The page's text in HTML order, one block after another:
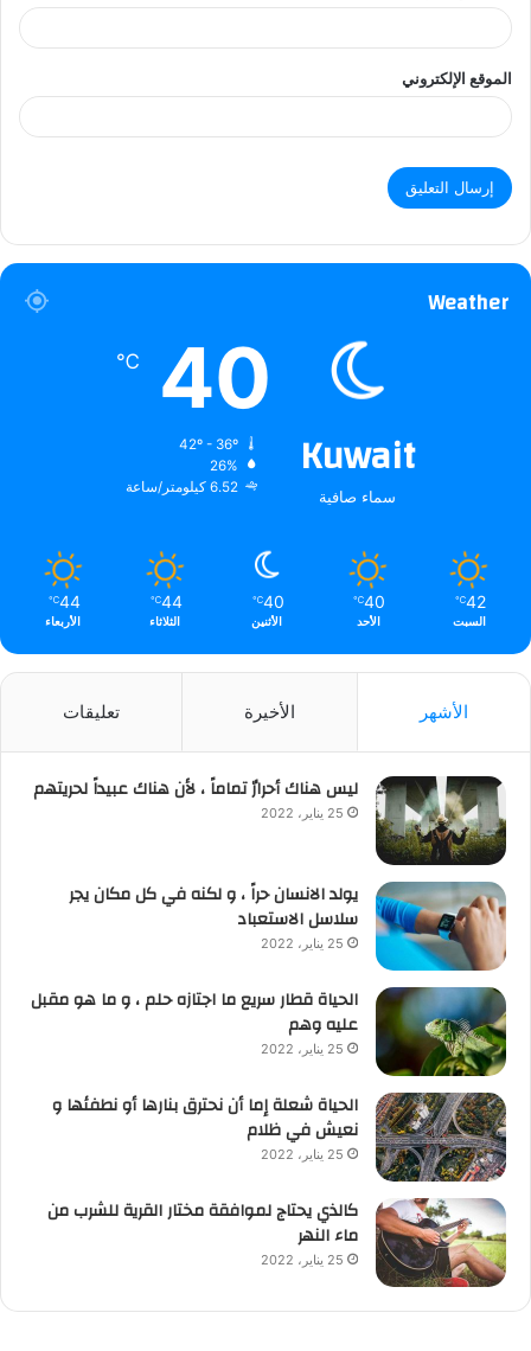
الموقع الإلكتروني
Weather
Kuwait
سماء صافية
40
℃
26%
6.52 كيلومتر/ساعة
42
℃
السبت
40
℃
الأحد
40
℃
الأثنين
44
℃
الثلاثاء
44
℃
الأربعاء
الأشهر الأخيرة تعليقات
ليس هناك أحرارٌ تماماً ، لأن هناك عبيداً لحريتهم
25 يناير، 2022
يولد الانسان حراً ، و لكنه في كل مكان يجر
سلاسل الاستعباد
25 يناير، 2022
الحياة قطار سريع ما اجتازه حلم ، و ما هو مقبل
عليه وهم
25 يناير، 2022
الحياة شعلة إما أن نحترق بنارها أو نطفئها و
نعيش في ظلام
25 يناير، 2022
كالذي يحتاج لموافقة مختار القرية للشرب من
ماء النهر
25 يناير، 2022